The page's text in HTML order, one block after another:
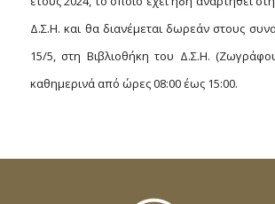
Δ.Σ.Η. και θα διανέμεται δωρεάν στους
15/5, στη Βιβλιοθήκη του Δ.Σ.Η.
καθημερινά από ώρες 08:00 έως 15:00.